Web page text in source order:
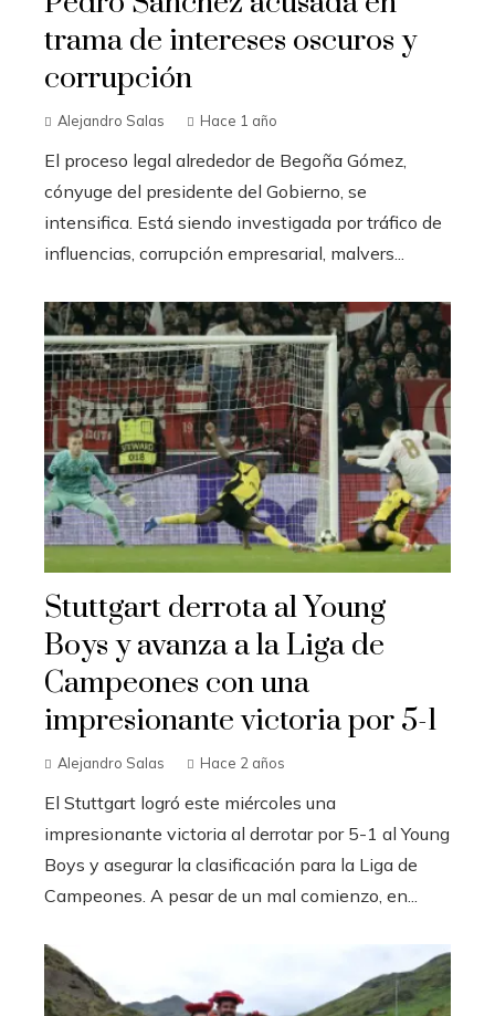
trama de intereses oscuros y
corrupción
Alejandro Salas Hace 1 año
El proceso legal alrededor de Begoña Gómez,
cónyuge del presidente del Gobierno, se
intensifica. Está siendo investigada por tráfico de
influencias, corrupción empresarial, malvers...
Stuttgart derrota al Young
Boys y avanza a la Liga de
Campeones con una
impresionante victoria por 5-1
Alejandro Salas Hace 2 años
El Stuttgart logró este miércoles una
impresionante victoria al derrotar por 5-1 al Young
Boys y asegurar la clasificación para la Liga de
Campeones. A pesar de un mal comienzo, en...